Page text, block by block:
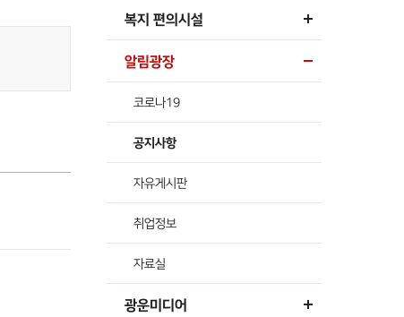
복지 편의시설
알림광장
코로나19
공지사항
자유게시판
취업정보
자료실
광운미디어